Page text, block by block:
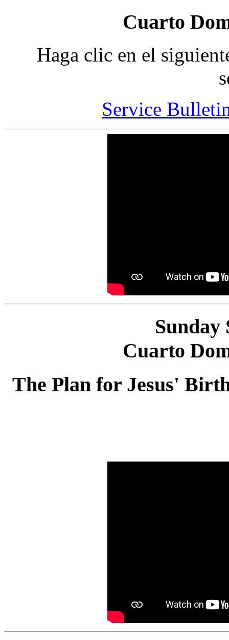
Cuarto
Haga clic en el
Service
Sunday
Cuarto
The Plan for Jesus'